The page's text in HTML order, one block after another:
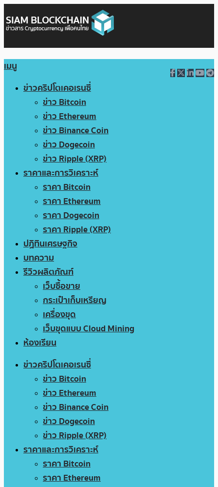
เมนู
ข่าวคริปโตเคอเรนซี่
ข่าว Bitcoin
ข่าว Ethereum
ข่าว Binance Coin
ข่าว Dogecoin
ข่าว Ripple (XRP)
ราคาและการวิเคราะห์
ราคา Bitcoin
ราคา Ethereum
ราคา Dogecoin
ราคา Ripple (XRP)
ปฏิทินเศรษฐกิจ
บทความ
รีวิวผลิตภัณฑ์
เว็บซื้อขาย
กระเป๋าเก็บเหรียญ
เครื่องขุด
เว็บขุดแบบ Cloud Mining
ห้องเรียน
ข่าวคริปโตเคอเรนซี่
ข่าว Bitcoin
ข่าว Ethereum
ข่าว Binance Coin
ข่าว Dogecoin
ข่าว Ripple (XRP)
ราคาและการวิเคราะห์
ราคา Bitcoin
ราคา Ethereum